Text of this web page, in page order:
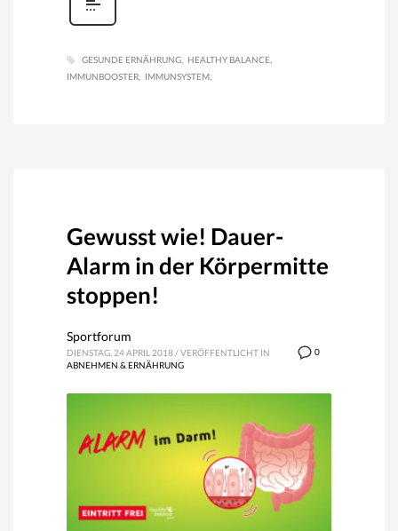
GESUNDE ERNÄHRUNG
HEALTHY BALANCE
IMMUNBOOSTER
IMMUNSYSTEM
Gewusst wie! Dauer-
Alarm in der Körpermitte
stoppen!
0
Sportforum
DIENSTAG, 24 APRIL 2018 /VERÖFFENTLICHT IN
ABNEHMEN & ERNÄHRUNG